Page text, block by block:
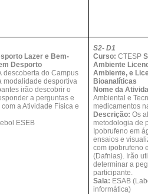
Lazer e Bem-
Desporto
descoberta do Campus
modalidade desportiva
irão descobrir o
a perguntas e
a Atividade Física e
ESEB
S2- D1
Curso:CTESP
Ambiente
Ambiente, e
Bioanalíticas
Nome da
Ambiental e
medicamentos
Descrição: Os
metodologia de
Ipobrufeno em
ensaios e
com ipobrufeno
(Dafnias). Irão
determinar a
participante.
Sala: ESAB
informática)